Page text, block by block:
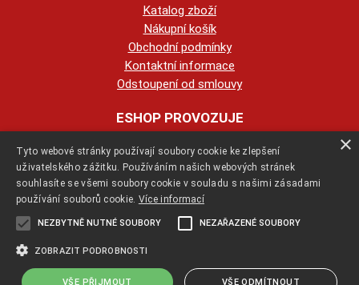
Katalog zboží
Nákupní košík
Obchodní podmínky
Kontaktní informace
Odstoupení od smlouvy
ESHOP PROVOZUJE
123KRBY s.r.o.
+420 774 422 239
info@123krby.cz
×
Tyto webové stránky používají soubory cookie ke zlepšení
uživatelského zážitku. Používáním našich webových stránek
souhlasíte se všemi soubory cookie v souladu s našimi zásadami
používání souborů cookie. Více informací
NEZBYTNĚ NUTNÉ SOUBORY NEZAŘAZENÉ SOUBORY
ZOBRAZIT PODROBNOSTI
VŠE PŘIJMOUT VŠE ODMÍTNOUT